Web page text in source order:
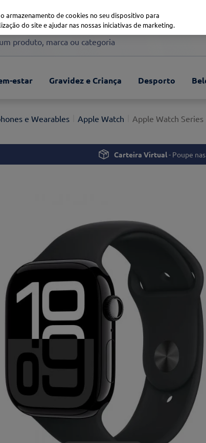
produto, marca ou categoria
estar Gravidez e Criança Desporto
e Wearables Apple Watch Apple Watch
Carteira Virtual- Poupe
armazenamento de cookies no seu dispositivo para
do site e ajudar nas nossas iniciativas de marketing.